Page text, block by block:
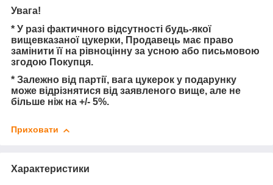
Увага!
* У разі фактичного відсутності будь-якої
вищевказаної цукерки, Продавець має право
замінити її на рівноцінну за усною або письмовою
згодою Покупця.
* Залежно від партії, вага цукерок у подарунку
може відрізнятися від заявленого вище, але не
більше ніж на +/- 5%.
Приховати
Характеристики